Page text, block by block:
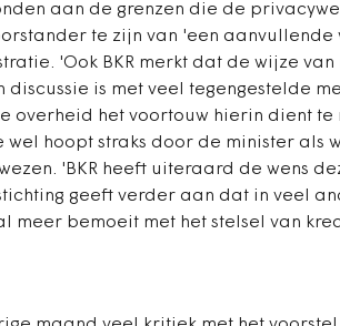
aan de grenzen die de
te zijn van 'een
'Ook BKR merkt dat de wijze
discussie is met veel tegengestelde
overheid het voortouw hierin dient te
wel hoopt straks door de minister als
'BKR heeft uiteraard de wens
geeft verder aan dat in veel
meer bemoeit met het stelsel van